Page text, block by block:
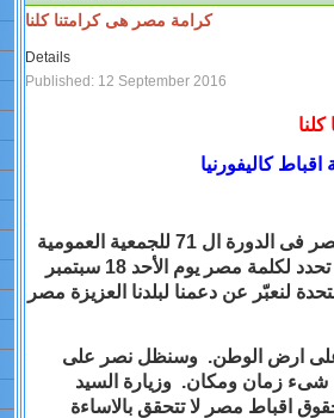
كرامة مصر هى كرامتنا كلنا
Details
Published: 12 September 2016
كاليفورنيا
يزور نيويورك الرئيس عبد الفتاح السيسى لإلقاء كلمة مصر فى الدورة ال 71 للجمعية العمومية
للامم المتحدة التى ستبدأ يوم الثلاثاء 13 سبتمبر 2016 وقد تحدد لكلمة مصر يوم الأحد 18 سبتمبر
لنعبّر عن دعمنا لبلدنا العزيزة مصر
على ارض الوطن. وسنظل نصر على
شىء زمان ومكان. وزيارة السيد
اقباط مصر لا تتحقق بالاساءة